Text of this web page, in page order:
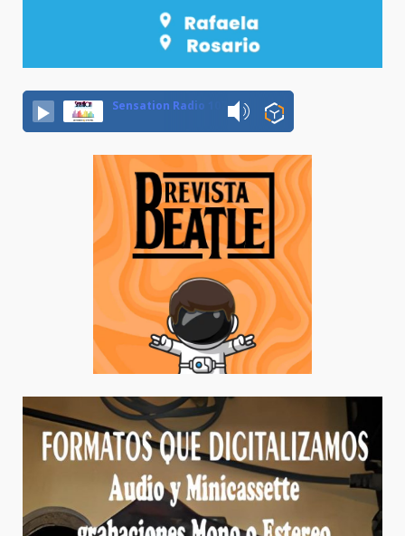
Sensation Radio 107.5 Neuquen